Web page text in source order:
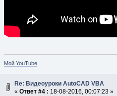
Мой YouTube
Re: Видеоуроки AutoCAD VBA
« Ответ #4 : 18-08-2016, 00:07:23 »